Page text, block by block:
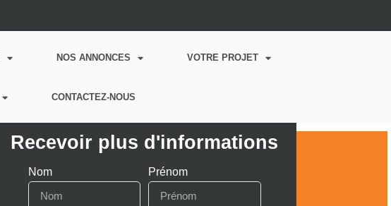
NOS ANNONCES VOTRE PROJET
CONTACTEZ-NOUS
Recevoir plus d'informations
Nom Prénom